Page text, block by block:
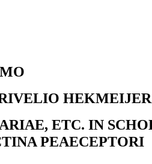
ETC. IN
PEAECEPTORI